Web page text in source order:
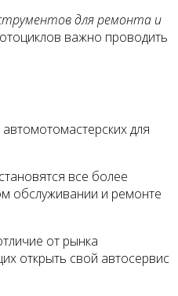
для ремонта и
важно проводить
для
все более
обслуживании и ремонте
от рынка
открыть свой автосервис